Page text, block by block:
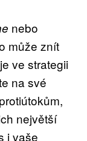
nebo
může znít
je ve strategii
na své
největší
i vaše